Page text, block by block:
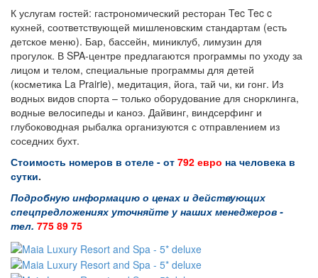
К услугам гостей: гастрономический ресторан Tec Tec c
кухней, соответствующей мишленовским стандартам (есть
детское меню). Бар, бассейн, миниклуб, лимузин для
прогулок. В SPA-центре предлагаются программы по уходу за
лицом и телом, специальные программы для детей
(косметика La Prairie), медитация, йога, тай чи, ки гонг. Из
водных видов спорта – только оборудование для снорклинга,
водные велосипеды и каноэ. Дайвинг, виндсерфинг и
глубоководная рыбалка организуются с отправлением из
соседних бухт.
Стоимость номеров в отеле - от 792 евро на человека в
сутки.
Подробную информацию о ценах и действующих
спецпредложениях уточняйте у наших менеджеров -
тел. 775 89 75